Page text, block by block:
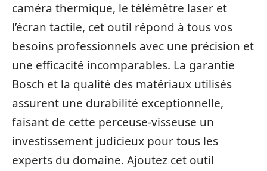
caméra thermique, le télémètre laser et
l’écran tactile, cet outil répond à tous vos
besoins professionnels avec une précision et
une efficacité incomparables. La garantie
Bosch et la qualité des matériaux utilisés
assurent une durabilité exceptionnelle,
faisant de cette perceuse-visseuse un
investissement judicieux pour tous les
experts du domaine. Ajoutez cet outil